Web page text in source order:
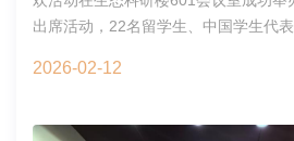
科技女性。“探知未来科技女性培养计
动开营仪式中国科学院与“两弹一星”纪
实验碳足迹核算实操废弃物再用创意工
出席活动，22名留学生、中国学生代
上新春祝福，并对中心与斯里兰卡等国
业生、斯里兰卡总统奖获得者
2026-02-12